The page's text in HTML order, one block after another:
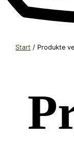
Start / Produkte